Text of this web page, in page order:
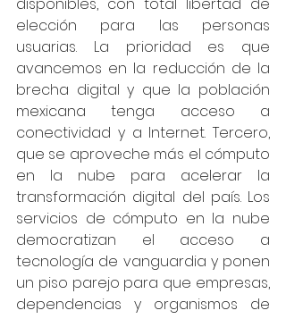
elección para las personas
usuarias. La prioridad es que
avancemos en la reducción de la
brecha digital y que la población
mexicana tenga acceso a
conectividad y a Internet. Tercero,
que se aproveche más el cómputo
en la nube para acelerar la
transformación digital del país. Los
servicios de cómputo en la nube
democratizan el acceso a
tecnología de vanguardia y ponen
un piso parejo para que empresas,
dependencias y organismos de